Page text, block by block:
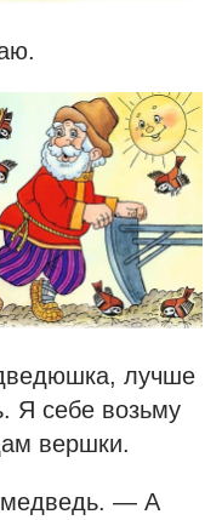
лучше
Я себе возьму
вершки.
— А